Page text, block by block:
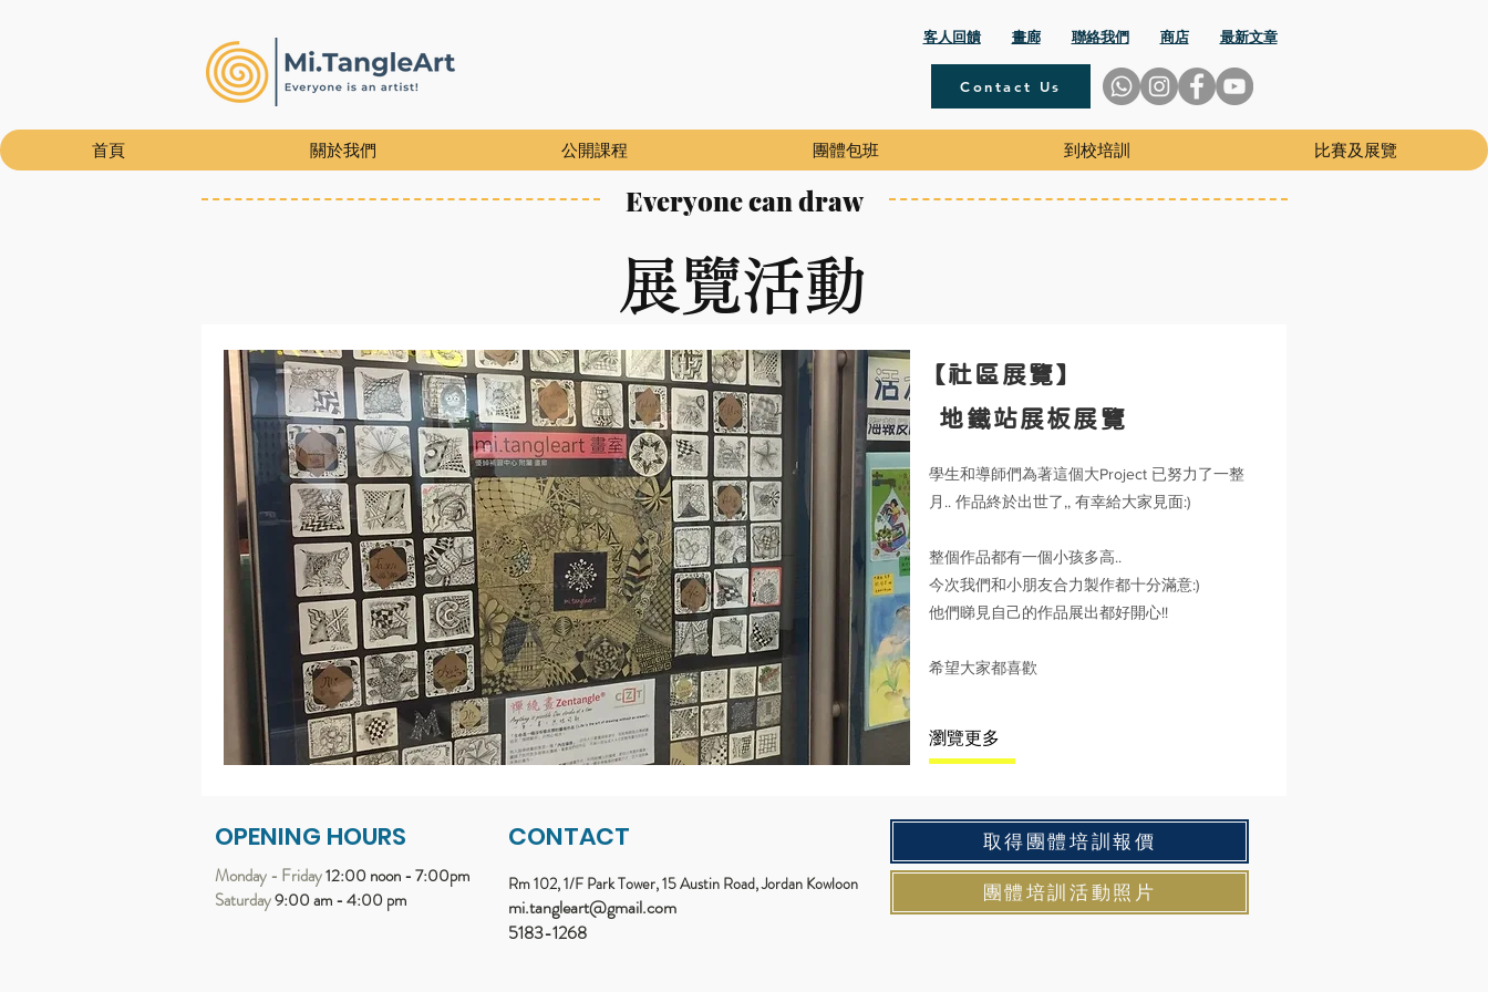
​客人回饋 畫廊 聯絡我們 商店 最新文章
Contact Us
首頁 關於我們 公開課程 團體包班 到校培訓 比賽及展覽
Everyone can draw
​展覽活動
學生和導師們為著這個大Project 已努力了一整
月.. 作品終於出世了,, 有幸給大家見面:)
整個作品都有一個小孩多高..
今次我們和小朋友合力製作都十分滿意:)
他們睇見自己的作品展出都好開心!!
希望大家都喜歡
瀏覽更多
【社區展覽】
地鐵站展板展覽
OPENING HOURS
Monday - Friday12:00 noon - 7:00pm
Saturday9:00 am - 4:00 pm
CONTACT
Rm 102, 1/F Park Tower, 15 Austin Road, Jordan Kowloon
mi.tangleart@gmail.com
5183-1268
取得團體培訓報價
團體培訓活動照片